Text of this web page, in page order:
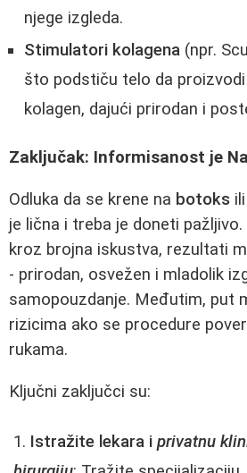
njege izgleda.
Stimulatori kolagena (npr.
što podstiču telo da
kolagen, dajući prirodan i
Zaključak: Informisanost je
Odluka da se krene na botoks ili
je lična i treba je doneti
kroz brojna iskustva, rezultati
- prirodan, osvežen i mladolik
samopouzdanje. Međutim, put
rizicima ako se procedure
rukama.
Ključni zaključci su:
Istražite lekara i privatnu